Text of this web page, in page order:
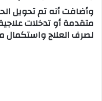
وأضافت أنه تم تحويل
متقدمة أو تدخلات
لصرف العلاج واستكمال